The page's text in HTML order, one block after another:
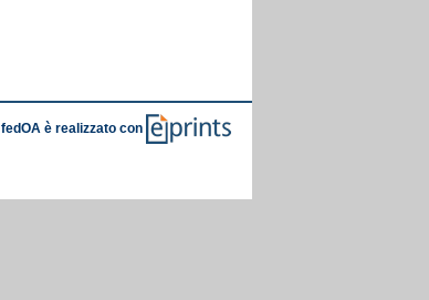
fedOA è realizzato con